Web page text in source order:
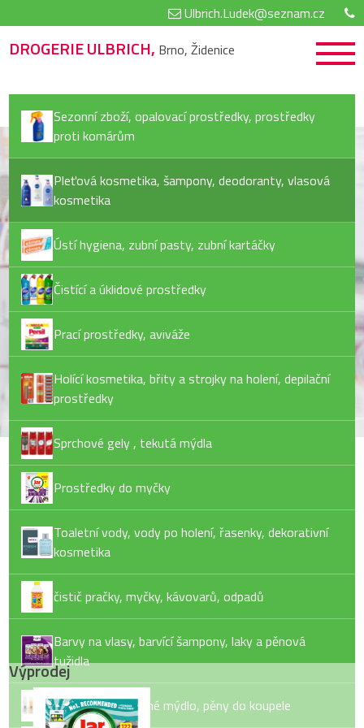
Ulbrich.Ludek@seznam.cz
DROGERIE ULBRICH, Brno, Židenice
Sezonní zboží, opalovací prostředky, prostředky
proti komárům
Pleťová kosmetika, šampony, deodoranty, vlasová
kosmetika
Ústí hygiena, zubní pasty, zubní kartáčky
Čistící a úklidové prostředky
Prací prostředky, aviváže
Holící kosmetika, břity a strojky na holení, depilační
prostředky
Sprchové gely , tekutá mýdla
Prostředky do myčky
Toaletní vody, vody po holení, řasenky, dekorativní
kosmetika
čistič pračky, myčky, kávovarů, odpadů
Barvy na vlasy, barvící šampony, laky a pěnová
tužidla
Tekuté mýdlo, tuhé mýdlo, pěny do koupele
Výprodej